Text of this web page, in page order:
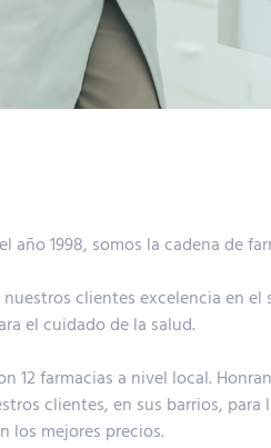
año 1998, somos la cadena de
nuestros clientes excelencia en
el cuidado de la salud.
12 farmacias a nivel local.
clientes, en sus barrios,
los mejores precios.